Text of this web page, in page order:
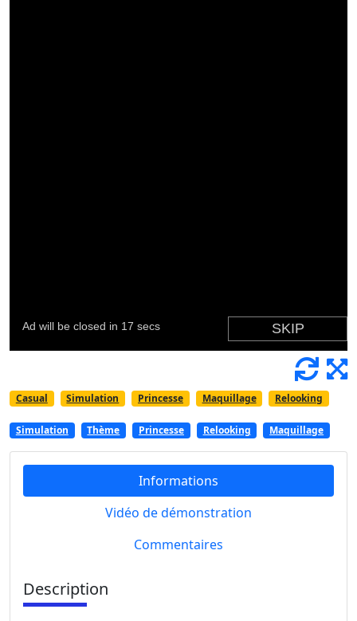
Casual Simulation Princesse Maquillage Relooking
Simulation Thème Princesse Relooking Maquillage
Informations
Vidéo de démonstration
Commentaires
Description